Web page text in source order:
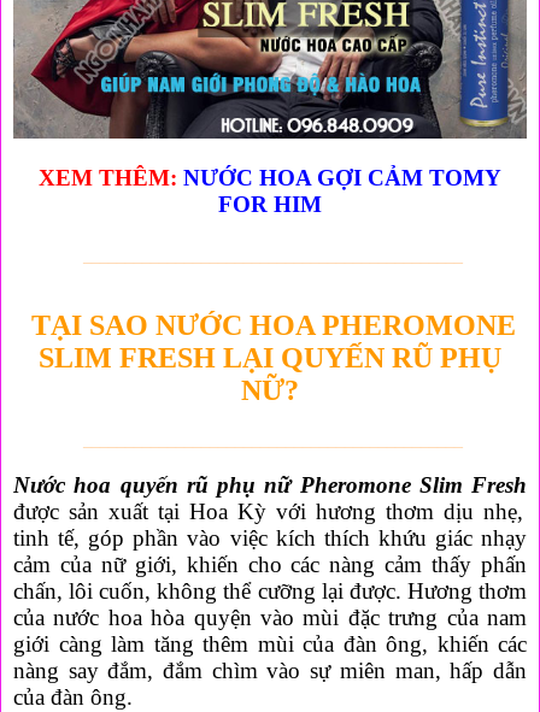
XEM THÊM: NƯỚC HOA GỢI CẢM TOMY
FOR HIM
TẠI SAO NƯỚC HOA PHEROMONE
SLIM FRESH LẠI QUYẾN RŨ PHỤ
NỮ?
Nước hoa quyến rũ phụ nữ Pheromone Slim Fresh
được sản xuất tại Hoa Kỳ với hương thơm dịu nhẹ,
tinh tế, góp phần vào việc kích thích khứu giác nhạy
cảm của nữ giới, khiến cho các nàng cảm thấy phấn
chấn, lôi cuốn, không thể cưỡng lại được. Hương thơm
của nước hoa hòa quyện vào mùi đặc trưng của nam
giới càng làm tăng thêm mùi của đàn ông, khiến các
nàng say đắm, đắm chìm vào sự miên man, hấp dẫn
của đàn ông.